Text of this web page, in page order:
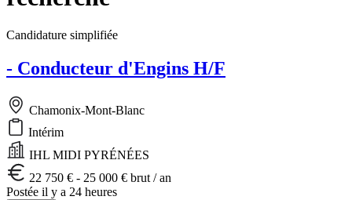
Candidature simplifiée
- Conducteur d'Engins H/F
Chamonix-Mont-Blanc
Intérim
IHL MIDI PYRÉNÉES
22 750 € - 25 000 € brut / an
Postée il y a 24 heures